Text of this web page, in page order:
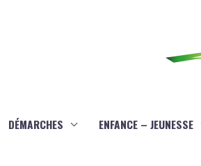
DÉMARCHES ENFANCE – JEUNESSE